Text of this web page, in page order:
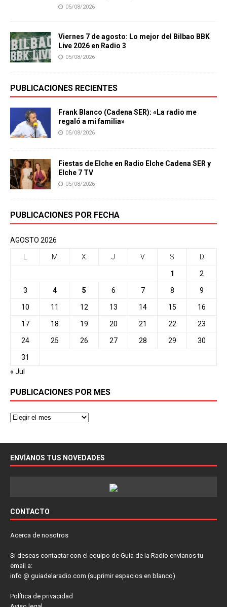
05/08/2026
Viernes 7 de agosto: Lo mejor del Bilbao BBK
Live 2026 en Radio 3
05/08/2026
PUBLICACIONES RECIENTES
Frank Blanco (Cadena SER): «La radio me
regaló a mi familia»
05/08/2026
Fiestas de Elche en Radio Elche Cadena SER y
Elche 7 TV
05/08/2026
PUBLICACIONES POR FECHA
AGOSTO 2026
L M X J V S D
1 2
3 4 5 6 7 8 9
10 11 12 13 14 15 16
17 18 19 20 21 22 23
24 25 26 27 28 29 30
31
« Jul
PUBLICACIONES POR MES
ENVÍANOS TUS NOVEDADES
CONTACTO
Acerca de nosotros
Si deseas contactar con el equipo de Guía de la Radio envíanos tu
email a:
info @ guiadelaradio.com (suprimir espacios en blanco)
Política de privacidad